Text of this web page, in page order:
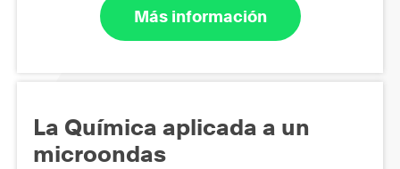
Más información
La Química aplicada a un
microondas